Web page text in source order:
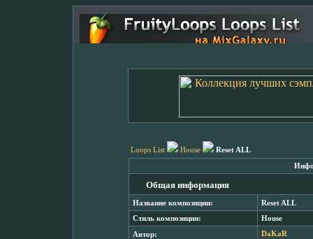
Loops List House Reset ALL
Общая информация
Название композиции: Reset ALL
Стиль композиции: House
Автор: DaKaR